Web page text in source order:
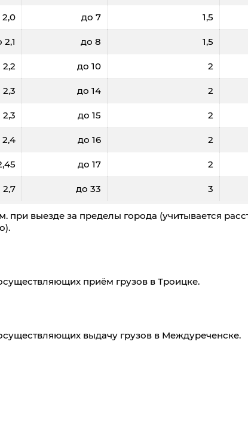
до 7 1,5
2,1 до 8 1,5
2,2 до 10 2
до 14 2
до 15 2
до 16 2
до 17 2
2,7 до 33 3
выезде за пределы города (учитывается
приём грузов в Троицке.
выдачу грузов в Междуреченске.